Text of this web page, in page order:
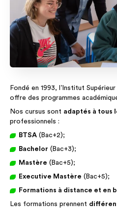
Fondé en 1993, l’Institut
offre des programmes
Nos cursus sont adaptés à tous
professionnels :
BTSA (Bac+2);
Bachelor (Bac+3);
Mastère (Bac+5);
Executive Mastère (Bac+5);
Formations à distance et en
Les formations prennent